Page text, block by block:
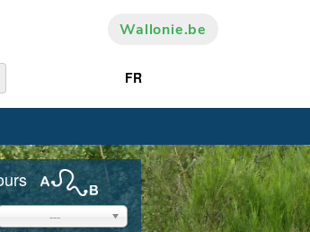
Wallonie.be
FR
---